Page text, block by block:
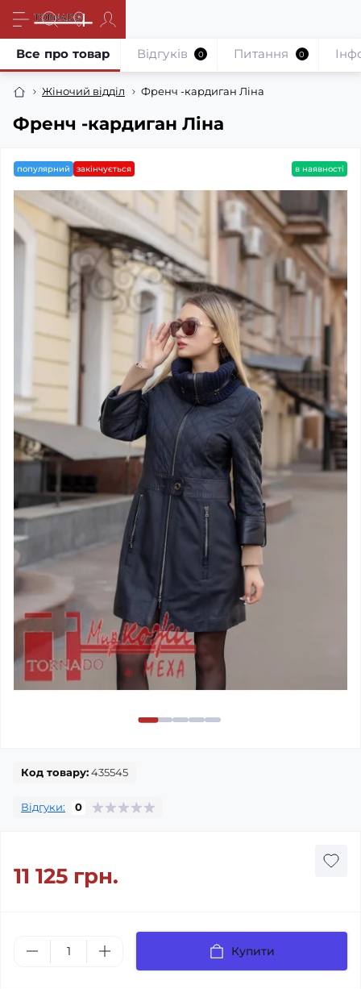
Жіночий відділ Френч -кардиган Ліна
Френч -кардиган Ліна
Все про товар Відгуків 0 Питання 0
популярний закінчується в наявності
Код товару:435545
Відгуки: 0
11 125 грн.
Купити